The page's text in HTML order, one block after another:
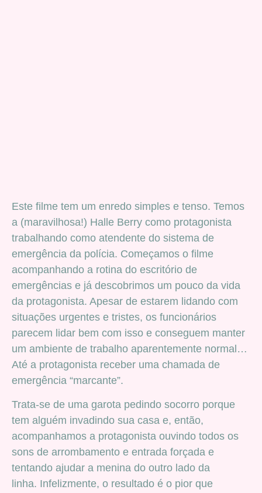
Este filme tem um enredo simples e tenso. Temos
a (maravilhosa!) Halle Berry como protagonista
trabalhando como atendente do sistema de
emergência da polícia. Começamos o filme
acompanhando a rotina do escritório de
emergências e já descobrimos um pouco da vida
da protagonista. Apesar de estarem lidando com
situações urgentes e tristes, os funcionários
parecem lidar bem com isso e conseguem manter
um ambiente de trabalho aparentemente normal…
Até a protagonista receber uma chamada de
emergência “marcante”.
Trata-se de uma garota pedindo socorro porque
tem alguém invadindo sua casa e, então,
acompanhamos a protagonista ouvindo todos os
sons de arrombamento e entrada forçada e
tentando ajudar a menina do outro lado da
linha. Infelizmente, o resultado é o pior que